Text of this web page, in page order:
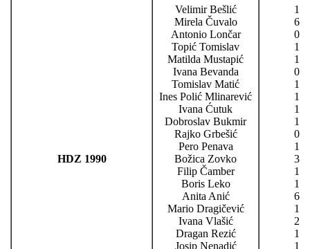
HDZ 1990
Velimir Bešlić
Mirela Čuvalo
Antonio Lončar
Topić Tomislav
Matilda Mustapić
Ivana Bevanda
Tomislav Matić
Ines Polić Mlinarević
Ivana Ćutuk
Dobroslav Bukmir
Rajko Grbešić
Pero Penava
Božica Zovko
Filip Čamber
Boris Leko
Anita Anić
Mario Dragičević
Ivana Vlašić
Dragan Rezić
Josip Nenadić
1
6
0
1
1
0
1
1
1
1
0
1
3
1
1
6
1
2
1
1